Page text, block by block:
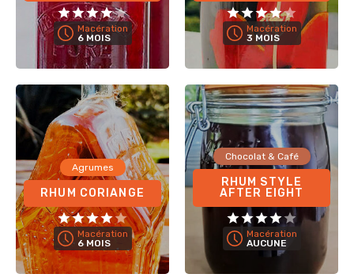
Macération
6 MOIS
Macération
3 MOIS
Agrumes
RHUM CORIANGE
Macération
6 MOIS
Chocolat & Café
RHUM STYLE
AFTER EIGHT
Macération
AUCUNE